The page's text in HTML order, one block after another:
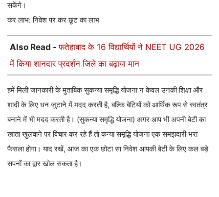
सकेंगे।
कर लाभ: निवेश पर कर छूट का लाभ
Also Read -फतेहाबाद के 16 विद्यार्थियों ने NEET UG 2026
में किया शानदार प्रदर्शन जिले का बढ़ाया मान
हमें मिली जानकारी के मुताबिक सुकन्या समृद्धि योजना न केवल उनकी शिक्षा और
शादी के लिए धन जुटाने में मदद करती है, बल्कि बेटियों को आर्थिक रूप से स्वतंत्र
बनाने में भी मदद करती है। (सुकन्या समृद्धि योजना) अगर आप भी अपनी बेटी का
खाता खुलवाने पर विचार कर रहे हैं तो कन्या समृद्धि योजना एक समझदारी भरा
फैसला होगा। याद रखें, आज का एक छोटा सा निवेश आपकी बेटी के लिए कल बड़े
सपनों का द्वार खोल सकता है।